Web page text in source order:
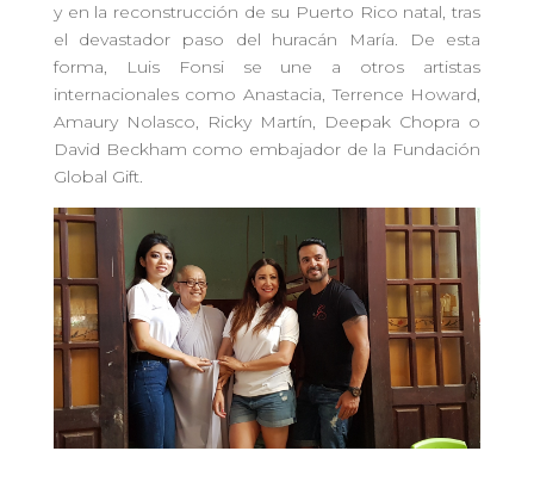
y en la reconstrucción de su Puerto Rico natal, tras
el devastador paso del huracán María. De esta
forma, Luis Fonsi se une a otros artistas
internacionales como Anastacia, Terrence Howard,
Amaury Nolasco, Ricky Martín, Deepak Chopra o
David Beckham como embajador de la Fundación
Global Gift.